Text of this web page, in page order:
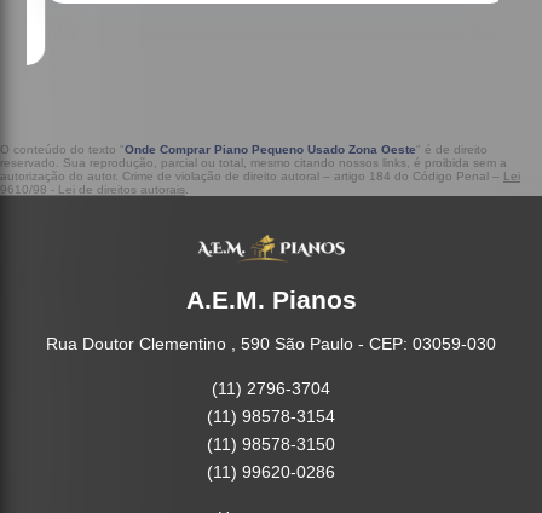
O conteúdo do texto "Onde Comprar Piano Pequeno Usado Zona Oeste" é de direito
reservado. Sua reprodução, parcial ou total, mesmo citando nossos links, é proibida sem a
autorização do autor. Crime de violação de direito autoral – artigo 184 do Código Penal – Lei
9610/98 - Lei de direitos autorais
A.E.M. Pianos
Rua Doutor Clementino , 590 São Paulo - CEP: 03059-030
(11) 2796-3704
(11) 98578-3154
(11) 98578-3150
(11) 99620-0286